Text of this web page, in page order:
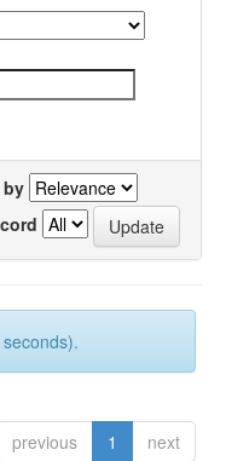
by
previous 1 next